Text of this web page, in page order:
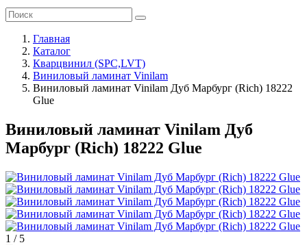
Главная
Каталог
Кварцвинил (SPC,LVT)
Виниловый ламинат Vinilam
Виниловый ламинат Vinilam Дуб Марбург (Rich) 18222
Glue
Виниловый ламинат Vinilam Дуб
Марбург (Rich) 18222 Glue
1 / 5